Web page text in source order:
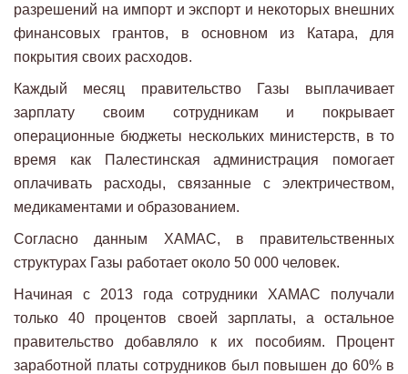
разрешений на импорт и экспорт и некоторых внешних
финансовых грантов, в основном из Катара, для
покрытия своих расходов.
Каждый месяц правительство Газы выплачивает
зарплату своим сотрудникам и покрывает
операционные бюджеты нескольких министерств, в то
время как Палестинская администрация помогает
оплачивать расходы, связанные с электричеством,
медикаментами и образованием.
Согласно данным ХАМАС, в правительственных
структурах Газы работает около 50 000 человек.
Начиная с 2013 года сотрудники ХАМАС получали
только 40 процентов своей зарплаты, а остальное
правительство добавляло к их пособиям. Процент
заработной платы сотрудников был повышен до 60% в